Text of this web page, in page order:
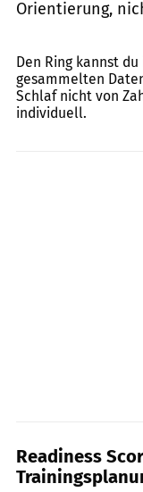
Orientierung,
Den Ring kannst
gesammelten
Schlaf nicht von
individuell.
Readiness